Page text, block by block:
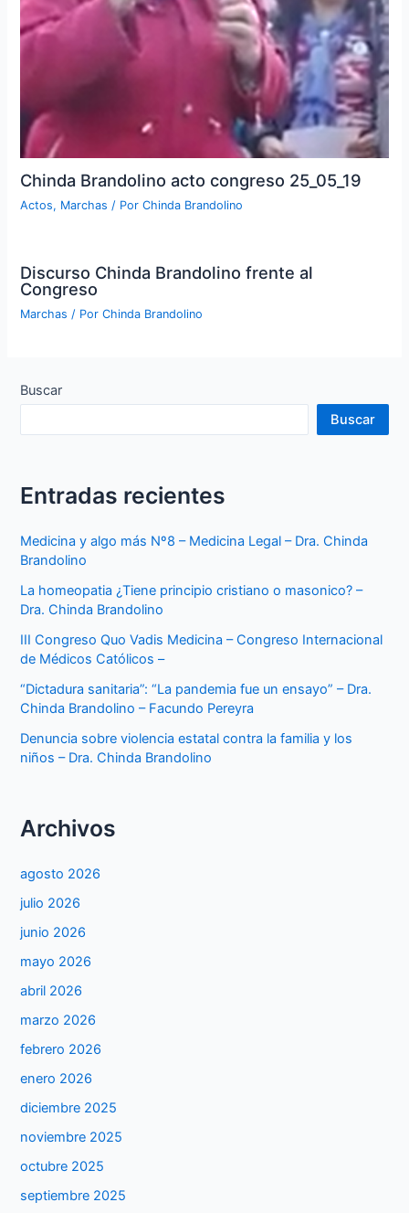
Chinda Brandolino acto congreso 25_05_19
Actos, Marchas / PorChinda Brandolino
Discurso Chinda Brandolino frente al
Congreso
Marchas / PorChinda Brandolino
Buscar
Buscar
Entradas recientes
Medicina y algo más Nº8 – Medicina Legal – Dra. Chinda
Brandolino
La homeopatia ¿Tiene principio cristiano o masonico? –
Dra. Chinda Brandolino
III Congreso Quo Vadis Medicina – Congreso Internacional
de Médicos Católicos –
“Dictadura sanitaria”: “La pandemia fue un ensayo” – Dra.
Chinda Brandolino – Facundo Pereyra
Denuncia sobre violencia estatal contra la familia y los
niños – Dra. Chinda Brandolino
Archivos
agosto 2026
julio 2026
junio 2026
mayo 2026
abril 2026
marzo 2026
febrero 2026
enero 2026
diciembre 2025
noviembre 2025
octubre 2025
septiembre 2025